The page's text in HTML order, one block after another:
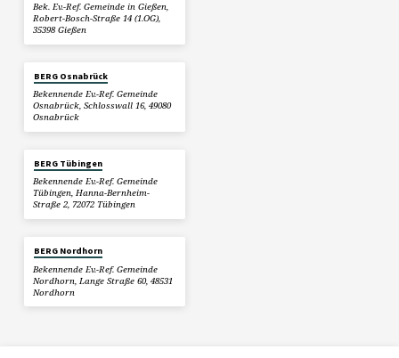
Bek. Ev.-Ref. Gemeinde in Gießen,
Robert-Bosch-Straße 14 (1.OG),
35398 Gießen
BERG Osnabrück
Bekennende Ev.-Ref. Gemeinde
Osnabrück, Schlosswall 16, 49080
Osnabrück
BERG Tübingen
Bekennende Ev.-Ref. Gemeinde
Tübingen, Hanna-Bernheim-
Straße 2, 72072 Tübingen
BERG Nordhorn
Bekennende Ev.-Ref. Gemeinde
Nordhorn, Lange Straße 60, 48531
Nordhorn